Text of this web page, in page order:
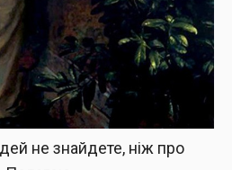
не знайдете, ніж про